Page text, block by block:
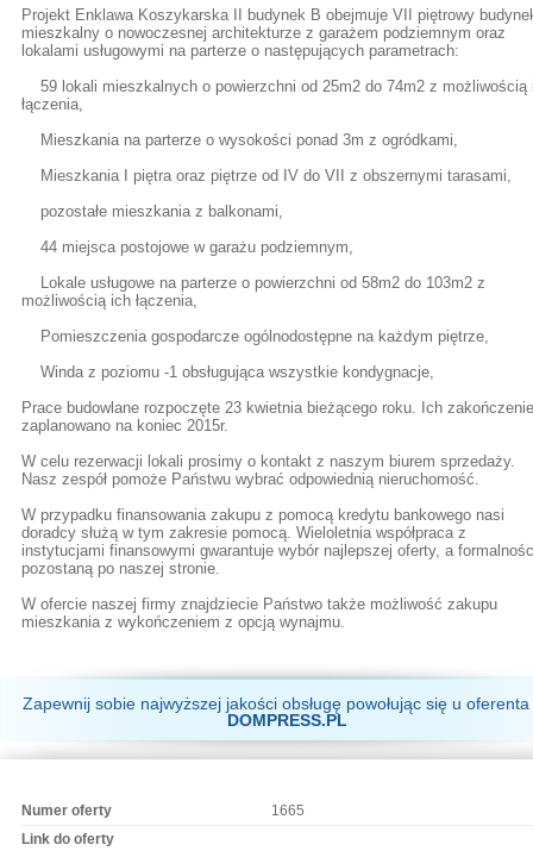
Projekt Enklawa Koszykarska II budynek B obejmuje VII piętrowy
mieszkalny o nowoczesnej architekturze z garażem podziemnym oraz
lokalami usługowymi na parterze o następujących parametrach:
59 lokali mieszkalnych o powierzchni od 25m2 do 74m2 z możliwością
łączenia,
Mieszkania na parterze o wysokości ponad 3m z ogródkami,
Mieszkania I piętra oraz piętrze od IV do VII z obszernymi tarasami,
pozostałe mieszkania z balkonami,
44 miejsca postojowe w garażu podziemnym,
Lokale usługowe na parterze o powierzchni od 58m2 do 103m2 z
możliwością ich łączenia,
Pomieszczenia gospodarcze ogólnodostępne na każdym piętrze,
Winda z poziomu -1 obsługująca wszystkie kondygnacje,
Prace budowlane rozpoczęte 23 kwietnia bieżącego roku. Ich zakończenie
zaplanowano na koniec 2015r.
W celu rezerwacji lokali prosimy o kontakt z naszym biurem sprzedaży.
Nasz zespół pomoże Państwu wybrać odpowiednią nieruchomość.
W przypadku finansowania zakupu z pomocą kredytu bankowego nasi
doradcy służą w tym zakresie pomocą. Wieloletnia współpraca z
instytucjami finansowymi gwarantuje wybór najlepszej oferty, a
pozostaną po naszej stronie.
W ofercie naszej firmy znajdziecie Państwo także możliwość zakupu
mieszkania z wykończeniem z opcją wynajmu.
Zapewnij sobie najwyższej jakości obsługę powołując się u oferenta
DOMPRESS.PL
Numer oferty
1665
Link do oferty